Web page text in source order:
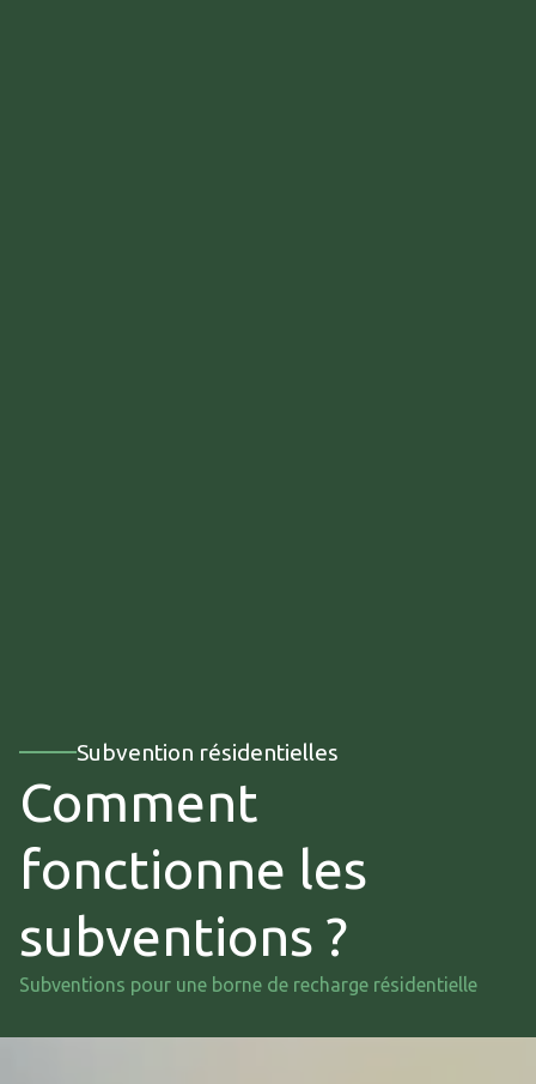
Subvention résidentielles
Comment
fonctionne les
subventions ?
Subventions pour une borne de recharge résidentielle